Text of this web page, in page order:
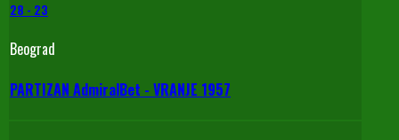
28 - 23
Beograd
PARTIZAN AdmiralBet - VRANJE 1957